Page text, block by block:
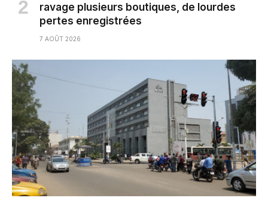
ravage plusieurs boutiques, de lourdes
pertes enregistrées
7 AOÛT 2026